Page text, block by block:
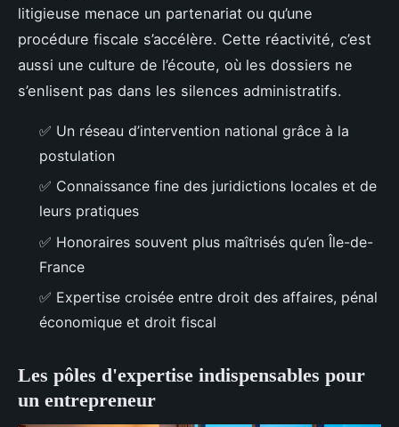
litigieuse menace un partenariat ou qu’une
procédure fiscale s’accélère. Cette réactivité, c’est
aussi une culture de l’écoute, où les dossiers ne
s’enlisent pas dans les silences administratifs.
✅ Un réseau d’intervention national grâce à la
postulation
✅ Connaissance fine des juridictions locales et de
leurs pratiques
✅ Honoraires souvent plus maîtrisés qu’en Île-de-
France
✅ Expertise croisée entre droit des affaires, pénal
économique et droit fiscal
Les pôles d'expertise indispensables pour
un entrepreneur